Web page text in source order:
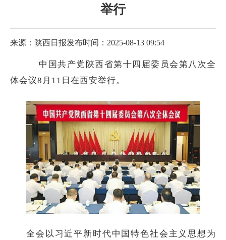
举行
来源：陕西日报发布时间：2025-08-13 09:54
中国共产党陕西省第十四届委员会第八次全
体会议8月11日在西安举行。
全会以习近平新时代中国特色社会主义思想为